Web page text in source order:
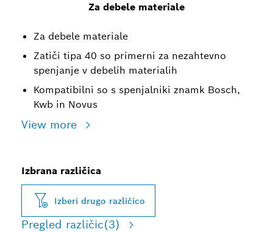
Za debele materiale
Za debele materiale
Zatiči tipa 40 so primerni za nezahtevno
spenjanje v debelih materialih
Kompatibilni so s spenjalniki znamk Bosch,
Kwb in Novus
View more
Izbrana različica
Izberi drugo različico
Pregled različic(3)